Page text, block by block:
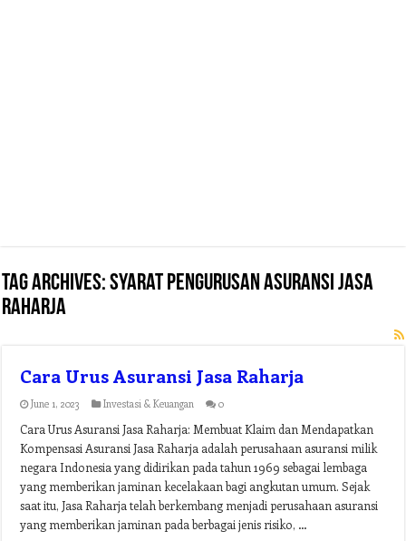
Tag Archives:syarat pengurusan asuransi jasa
raharja
Cara Urus Asuransi Jasa Raharja
June 1, 2023 Investasi & Keuangan 0
Cara Urus Asuransi Jasa Raharja: Membuat Klaim dan Mendapatkan
Kompensasi Asuransi Jasa Raharja adalah perusahaan asuransi milik
negara Indonesia yang didirikan pada tahun 1969 sebagai lembaga
yang memberikan jaminan kecelakaan bagi angkutan umum. Sejak
saat itu, Jasa Raharja telah berkembang menjadi perusahaan asuransi
yang memberikan jaminan pada berbagai jenis risiko, …